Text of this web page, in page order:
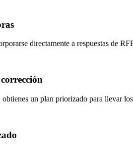
directamente a respuestas de
un plan priorizado para llevar